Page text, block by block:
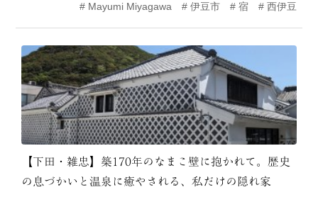
MODEL COURSE
EVENT
ACCESS
COLUMN
LINK
Mayumi Miyagawa 伊豆市 宿 西伊豆
【下田・雑忠】築170年のなまこ壁に抱かれて。歴史
の息づかいと温泉に癒やされる、私だけの隠れ家